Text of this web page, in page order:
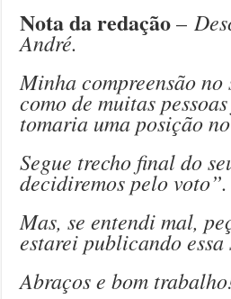
Nota da redação–
André.
Minha compreensão no
como de muitas
tomaria uma posição
Segue trecho final do
decidiremos pelo voto”.
Mas, se entendi mal,
estarei publicando essa
Abraços e bom